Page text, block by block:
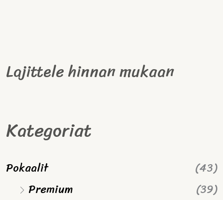
Lajittele hinnan mukaan
Kategoriat
Pokaalit
(43)
Premium
(39)